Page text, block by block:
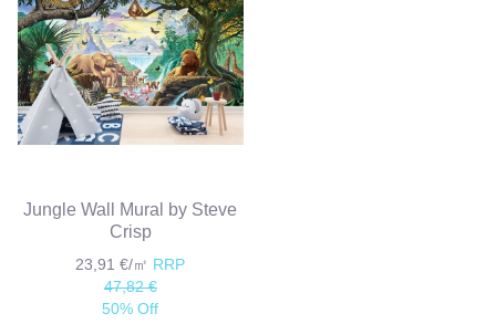
Jungle Wall Mural by Steve
Crisp
23,91 €/㎡ RRP
47,82 €
50% Off